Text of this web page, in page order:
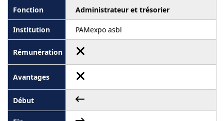
Administrateur et trésorier
PAMexpo asbl